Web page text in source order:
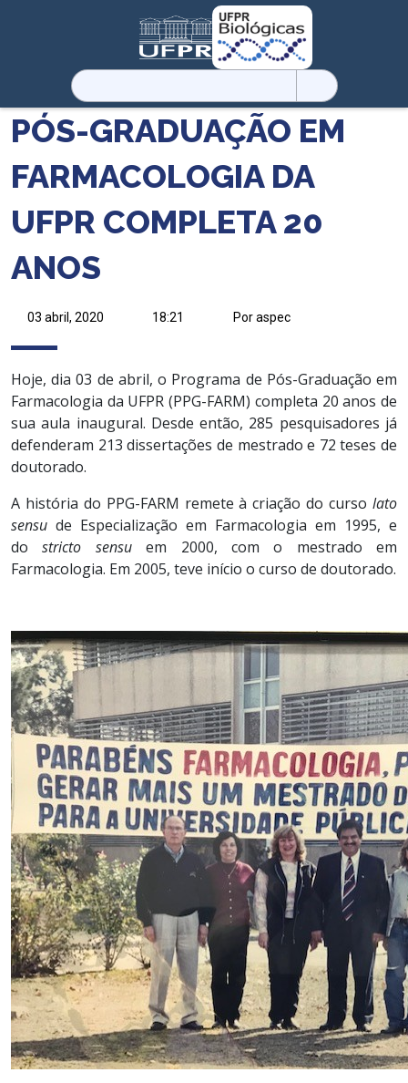
Pesquisar
por:
PÓS-GRADUAÇÃO EM
FARMACOLOGIA DA
UFPR COMPLETA 20
ANOS
03 abril, 2020 18:21 Por aspec
Hoje, dia 03 de abril, o Programa de Pós-Graduação em
Farmacologia da UFPR (PPG-FARM) completa 20 anos de
sua aula inaugural. Desde então, 285 pesquisadores já
defenderam 213 dissertações de mestrado e 72 teses de
doutorado.
A história do PPG-FARM remete à criação do curso lato
sensu de Especialização em Farmacologia em 1995, e
dostricto sensuem 2000, com o mestrado em
Farmacologia. Em 2005, teve início o curso de doutorado.